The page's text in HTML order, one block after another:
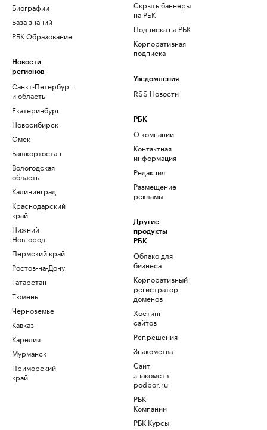
Биографии
База знаний
РБК Образование
Новости
регионов
Санкт-Петербург
и область
Екатеринбург
Новосибирск
Омск
Башкортостан
Вологодская
область
Калининград
Краснодарский
край
Нижний
Новгород
Пермский край
Ростов-на-Дону
Татарстан
Тюмень
Черноземье
Кавказ
Карелия
Мурманск
Приморский
край
Скрыть баннеры
на РБК
Подписка на РБК
Корпоративная
подписка
Уведомления
RSS Новости
РБК
О компании
Контактная
информация
Редакция
Размещение
рекламы
Другие
продукты
РБК
Облако для
бизнеса
Корпоративный
регистратор
доменов
Хостинг
сайтов
Рег.решения
Знакомства
Сайт
знакомств
podbor.ru
РБК
Компании
РБК Курсы